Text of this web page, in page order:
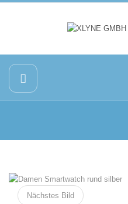
Nächstes Bild